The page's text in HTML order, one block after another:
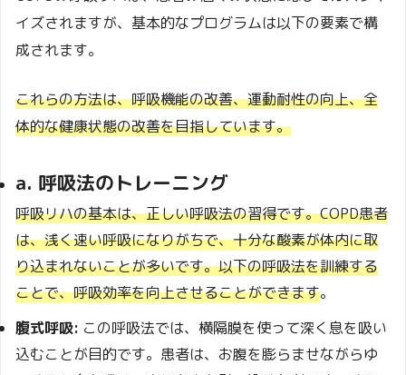
イズされますが、基本的なプログラムは以下の要素で構
成されます。
これらの方法は、呼吸機能の改善、運動耐性の向上、全
体的な健康状態の改善を目指しています。
a. 呼吸法のトレーニング
呼吸リハの基本は、正しい呼吸法の習得です。COPD患者
は、浅く速い呼吸になりがちで、十分な酸素が体内に取
り込まれないことが多いです。以下の呼吸法を訓練する
ことで、呼吸効率を向上させることができます。
腹式呼吸: この呼吸法では、横隔膜を使って深く息を吸い
込むことが目的です。患者は、お腹を膨らませながらゆ